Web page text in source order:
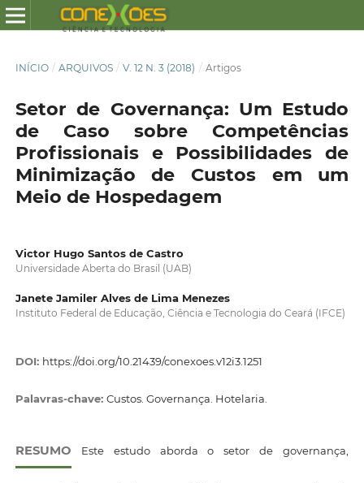
INÍCIO / ARQUIVOS / V. 12 N. 3 (2018) / Artigos
Setor de Governança: Um Estudo
de Caso sobre Competências
Profissionais e Possibilidades de
Minimização de Custos em um
Meio de Hospedagem
Victor Hugo Santos de Castro
Universidade Aberta do Brasil (UAB)
Janete Jamiler Alves de Lima Menezes
Instituto Federal de Educação, Ciência e Tecnologia do Ceará (IFCE)
DOI: https://doi.org/10.21439/conexoes.v12i3.1251
Palavras-chave: Custos. Governança. Hotelaria.
RESUMO Este estudo aborda o setor de governança,